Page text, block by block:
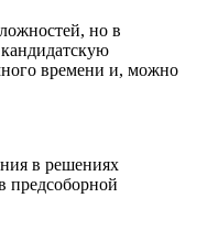
но в
времени и, можно
в решениях
предсоборной